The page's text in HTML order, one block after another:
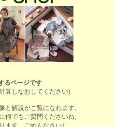
るページです
算しなおしてください)
と解説がご覧になれます。
何でもご質問くださいね。
ます、ごめんなさい）